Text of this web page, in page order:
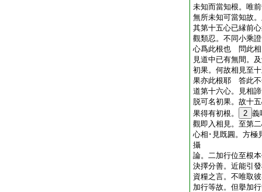
未知而當知根。唯
無所未知可當知故
其第十五心已縁前
觀類忍。不同小乘
心爲此根也 問此相
見道中已有無間。
初果。何故相見至
果亦此根耶 答此不
道第十六心。見相
脱可名初果。故十
果得有初根。
2 義
觀即入相見。至第
心相･見既圓。方極
攝
論。二加行位至根
決擇分善。近能引
資糧之言。不唯取
加行等故。但擧加